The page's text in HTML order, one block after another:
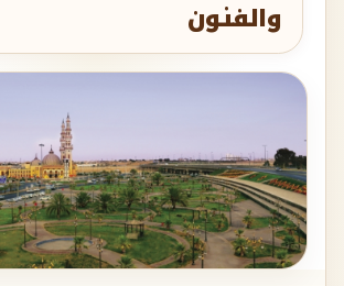
والفنون